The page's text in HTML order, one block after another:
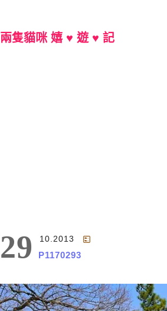
兩隻貓咪 嬉 ♥ 遊 ♥ 記
29 10.2013
P1170293